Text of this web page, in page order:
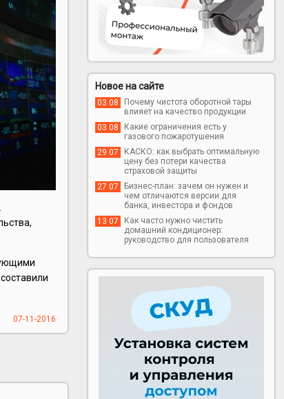
07-11-2016
Новое на сайте
03 08
Почему чистота оборотной тары
влияет на качество продукции
03 08
Какие ограничения есть у
газового пожаротушения
29 07
КАСКО: как выбрать оптимальную
цену без потери качества
страховой защиты
27 07
Бизнес-план: зачем он нужен и
чем отличаются версии для
банка, инвестора и фондов
13 07
Как часто нужно чистить
домашний кондиционер:
руководство для пользователя